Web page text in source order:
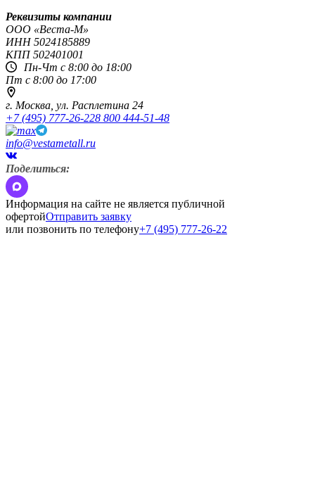
Реквизиты компании
OOO «Веста-М»
ИНН5024185889
КПП502401001
Пн-Чт с 8:00 до 18:00
Пт с 8:00 до 17:00
г. Москва, ул. Расплетина 24
+7 (495) 777-26-228 800 444-51-48
info@vestametall.ru
Поделиться:
Информация на сайте не является публичной
офертойОтправить заявку
или позвонить по телефону+7 (495) 777-26-22